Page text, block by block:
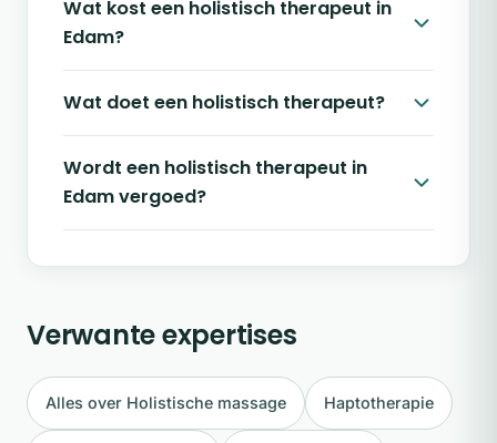
Wat kost een holistisch therapeut in
Edam?
Wat doet een holistisch therapeut?
Wordt een holistisch therapeut in
Edam vergoed?
Verwante expertises
Alles over Holistische massage Haptotherapie